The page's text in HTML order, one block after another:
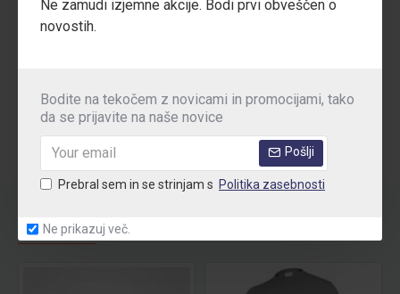
Ne zamudi izjemne akcije. Bodi prvi obveščen o
novostih.
Bodite na tekočem z novicami in promocijami, tako
da se prijavite na naše novice
Pošlji
Prebral sem in se strinjam s Politika zasebnosti
Ne prikazuj več.
MNENJA
POVEZANI OSTALI SO TUDI KUPILI